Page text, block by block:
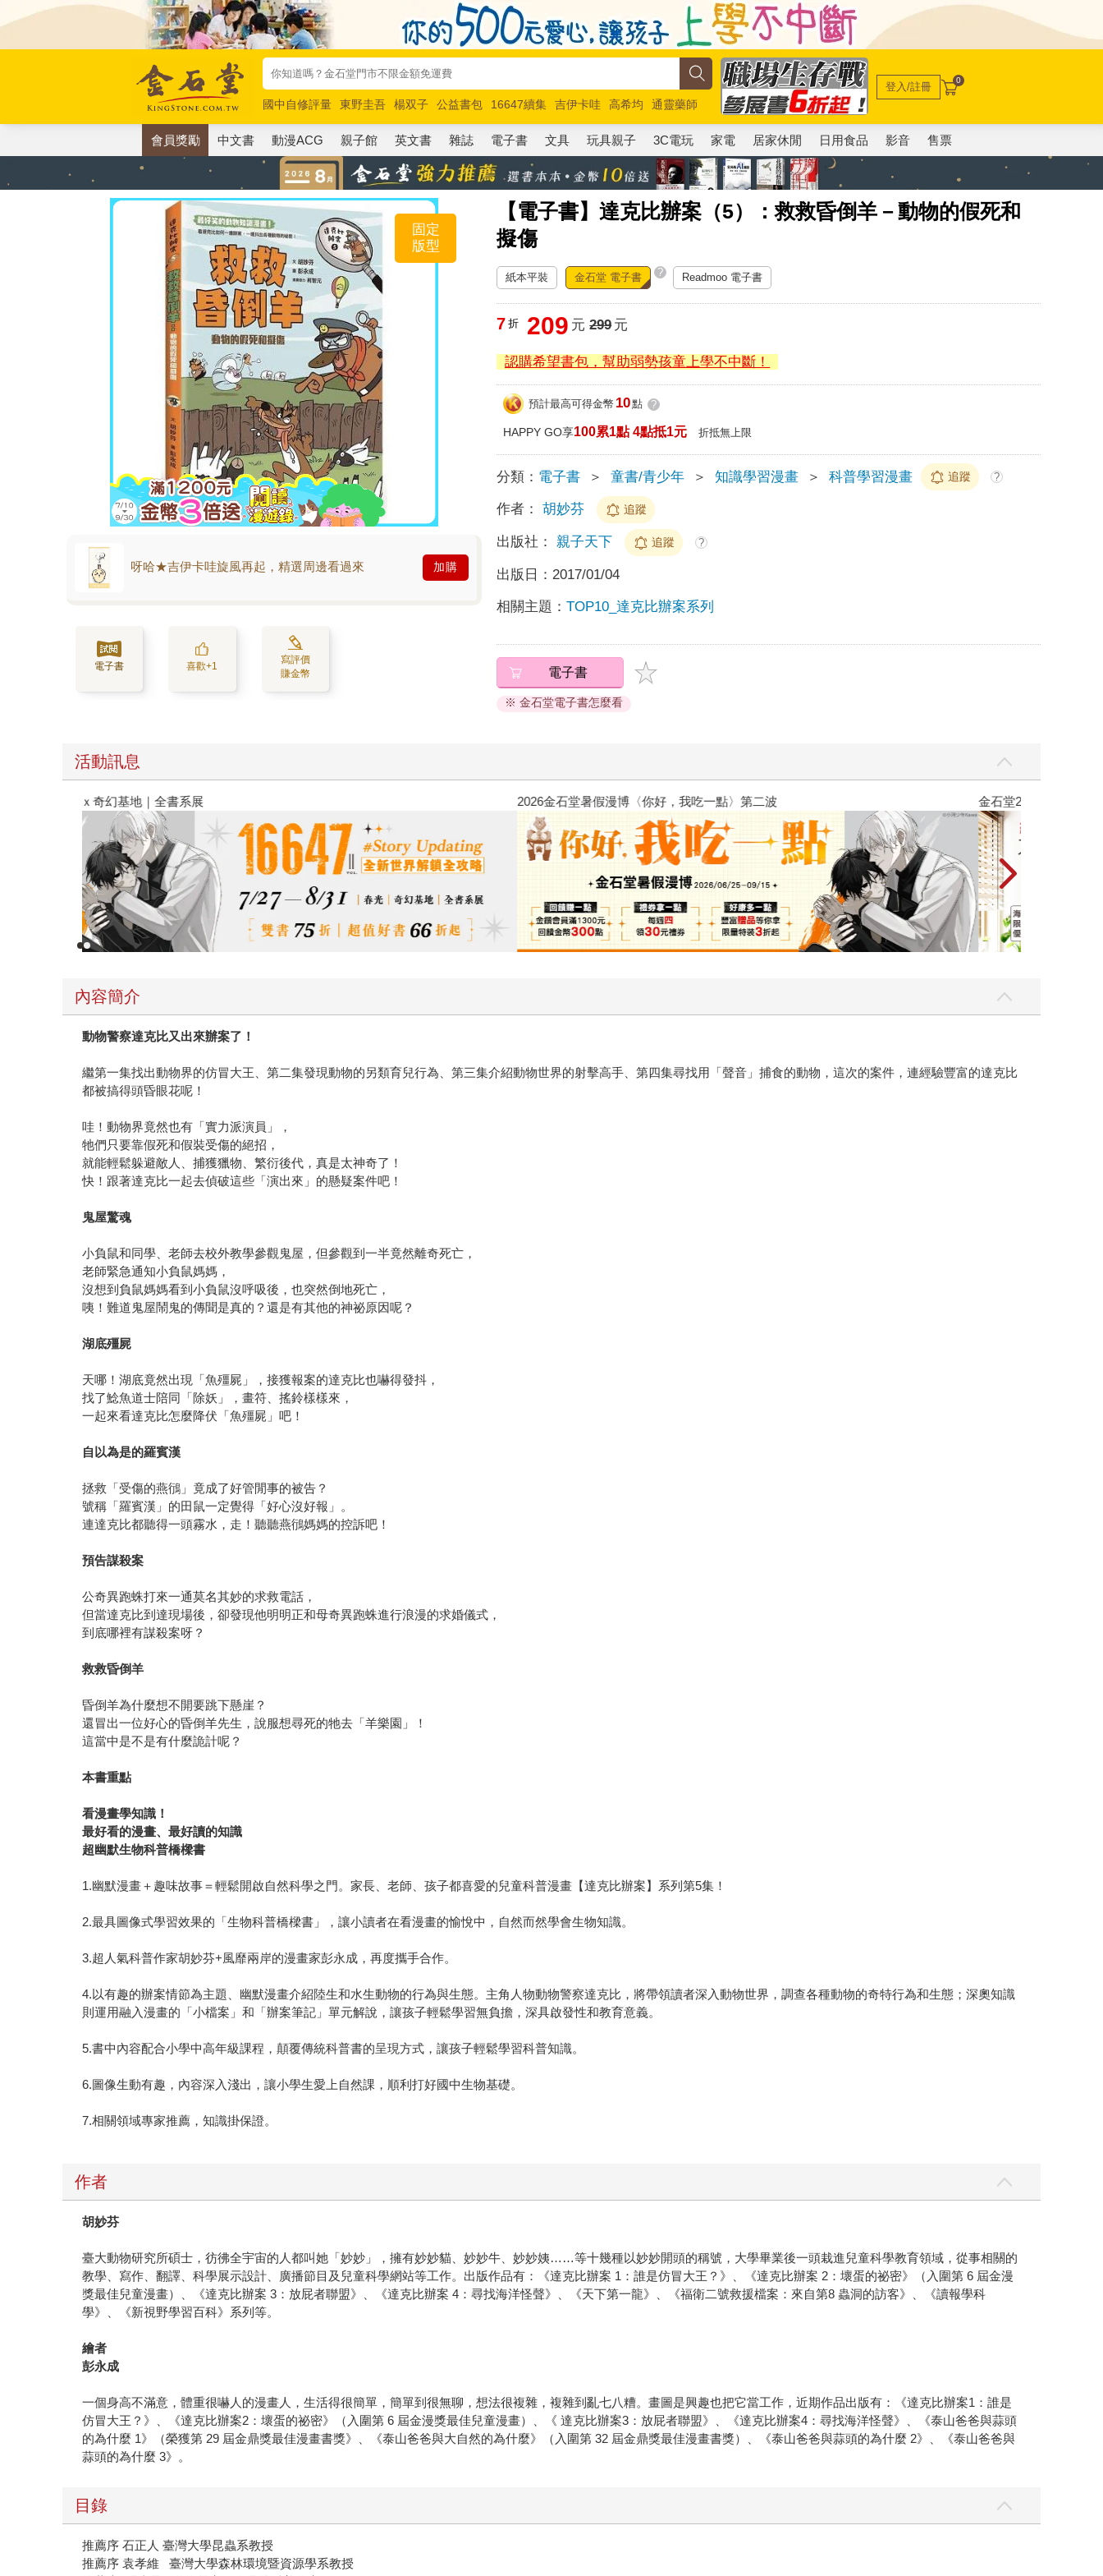
國中自修評量 東野圭吾 楊双子 公益書包 16647續集 吉伊卡哇 高希均
通靈藥師
唯紅花綻放
奧德賽 路邊攤新作 馬斯克 玩具總動員5 超慢跑
登入/註冊 0
會員獎勵 中文書 動漫ACG 親子館 英文書 雜誌 電子書 文具 玩具親子 3C電玩 家電 居家休閒 日用食品 影音 售票
【電子書】達克比辦案（5）：救救昏倒羊－動物的假死和
擬傷
固定
版型
呀哈★吉伊卡哇旋風再起，精選周邊看過來 加購
電子書 喜歡+1
寫評價
賺金幣
紙本平裝 金石堂 電子書 ? Readmoo 電子書
7 折 209 元 299元
認購希望書包，幫助弱勢孩童上學不中斷！
預計最高可得金幣 10點 ?
HAPPY GO享100累1點 4點抵1元 折抵無上限
分類： 電子書 ＞ 童書/青少年 ＞ 知識學習漫畫 ＞ 科普學習漫畫 追蹤 ?
作者： 胡妙芬 追蹤
出版社： 親子天下 追蹤 ?
出版日： 2017/01/04
相關主題：TOP10_達克比辦案系列
電子書
※ 金石堂電子書怎麼看
活動訊息
春光ｘ奇幻基地｜全書系展 2026金石堂暑假漫博〈你好，我吃一點〉第二波 金石堂2026海
內容簡介
動物警察達克比又出來辦案了！
繼第一集找出動物界的仿冒大王、第二集發現動物的另類育兒行為、第三集介紹動物世界的射擊高手、第四集尋找用「聲音」捕食的動物，這次的案件，連經驗豐富的達克比
都被搞得頭昏眼花呢！
哇！動物界竟然也有「實力派演員」，
牠們只要靠假死和假裝受傷的絕招，
就能輕鬆躲避敵人、捕獲獵物、繁衍後代，真是太神奇了！
快！跟著達克比一起去偵破這些「演出來」的懸疑案件吧！
鬼屋驚魂
小負鼠和同學、老師去校外教學參觀鬼屋，但參觀到一半竟然離奇死亡，
老師緊急通知小負鼠媽媽，
沒想到負鼠媽媽看到小負鼠沒呼吸後，也突然倒地死亡，
咦！難道鬼屋鬧鬼的傳聞是真的？還是有其他的神祕原因呢？
湖底殭屍
天哪！湖底竟然出現「魚殭屍」，接獲報案的達克比也嚇得發抖，
找了鯰魚道士陪同「除妖」，畫符、搖鈴樣樣來，
一起來看達克比怎麼降伏「魚殭屍」吧！
自以為是的羅賓漢
拯救「受傷的燕鴴」竟成了好管閒事的被告？
號稱「羅賓漢」的田鼠一定覺得「好心沒好報」。
連達克比都聽得一頭霧水，走！聽聽燕鴴媽媽的控訴吧！
預告謀殺案
公奇異跑蛛打來一通莫名其妙的求救電話，
但當達克比到達現場後，卻發現他明明正和母奇異跑蛛進行浪漫的求婚儀式，
到底哪裡有謀殺案呀？
救救昏倒羊
昏倒羊為什麼想不開要跳下懸崖？
還冒出一位好心的昏倒羊先生，說服想尋死的牠去「羊樂園」！
這當中是不是有什麼詭計呢？
本書重點
看漫畫學知識！
最好看的漫畫、最好讀的知識
超幽默生物科普橋樑書
1.幽默漫畫＋趣味故事＝輕鬆開啟自然科學之門。家長、老師、孩子都喜愛的兒童科普漫畫【達克比辦案】系列第5集！
2.最具圖像式學習效果的「生物科普橋樑書」，讓小讀者在看漫畫的愉悅中，自然而然學會生物知識。
3.超人氣科普作家胡妙芬+風靡兩岸的漫畫家彭永成，再度攜手合作。
4.以有趣的辦案情節為主題、幽默漫畫介紹陸生和水生動物的行為與生態。主角人物動物警察達克比，將帶領讀者深入動物世界，調查各種動物的奇特行為和生態；深奧知識
則運用融入漫畫的「小檔案」和「辦案筆記」單元解說，讓孩子輕鬆學習無負擔，深具啟發性和教育意義。
5.書中內容配合小學中高年級課程，顛覆傳統科普書的呈現方式，讓孩子輕鬆學習科普知識。
6.圖像生動有趣，內容深入淺出，讓小學生愛上自然課，順利打好國中生物基礎。
7.相關領域專家推薦，知識掛保證。
作者
胡妙芬
臺大動物研究所碩士，彷彿全宇宙的人都叫她「妙妙」，擁有妙妙貓、妙妙牛、妙妙姨……等十幾種以妙妙開頭的稱號，大學畢業後一頭栽進兒童科學教育領域，從事相關的
教學、寫作、翻譯、科學展示設計、廣播節目及兒童科學網站等工作。出版作品有：《達克比辦案 1：誰是仿冒大王？》、《達克比辦案 2：壞蛋的祕密》（入圍第 6 屆金漫
獎最佳兒童漫畫）、《達克比辦案 3：放屁者聯盟》、《達克比辦案 4：尋找海洋怪聲》、《天下第一龍》、《福衛二號救援檔案：來自第8 蟲洞的訪客》、《讀報學科
學》、《新視野學習百科》系列等。
繪者
彭永成
一個身高不滿意，體重很嚇人的漫畫人，生活得很簡單，簡單到很無聊，想法很複雜，複雜到亂七八糟。畫圖是興趣也把它當工作，近期作品出版有：《達克比辦案1：誰是
仿冒大王？》、《達克比辦案2：壞蛋的祕密》（入圍第 6 屆金漫獎最佳兒童漫畫）、《 達克比辦案3：放屁者聯盟》、《達克比辦案4：尋找海洋怪聲》、《泰山爸爸與蒜頭
的為什麼 1》（榮獲第 29 屆金鼎獎最佳漫畫書獎》、《泰山爸爸與大自然的為什麼》（入圍第 32 屆金鼎獎最佳漫畫書獎）、《泰山爸爸與蒜頭的為什麼 2》、《泰山爸爸與
蒜頭的為什麼 3》。
目錄
推薦序 石正人 臺灣大學昆蟲系教授
推薦序 袁孝維 臺灣大學森林環境暨資源學系教授